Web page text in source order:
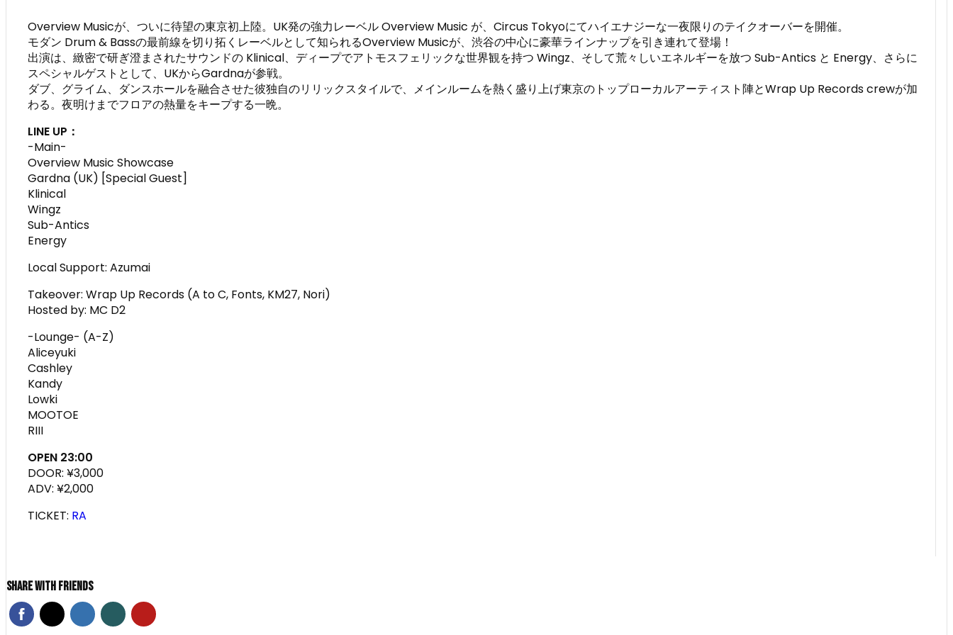
Overview Musicが、ついに待望の東京初上陸。UK発の強力レーベル Overview Music が、Circus Tokyoにてハイエナジーな一夜限りのテイクオーバーを開催。
モダン Drum & Bassの最前線を切り拓くレーベルとして知られるOverview Musicが、渋谷の中心に豪華ラインナップを引き連れて登場！
出演は、緻密で研ぎ澄まされたサウンドの Klinical、ディープでアトモスフェリックな世界観を持つ Wingz、そして荒々しいエネルギーを放つ Sub-Antics と Energy、さらに
スペシャルゲストとして、UKからGardnaが参戦。
ダブ、グライム、ダンスホールを融合させた彼独自のリリックスタイルで、メインルームを熱く盛り上げ東京のトップローカルアーティスト陣とWrap Up Records crewが加
わる。夜明けまでフロアの熱量をキープする一晩。
LINE UP：
-Main-
Overview Music Showcase
Gardna (UK) [Special Guest]
Klinical
Wingz
Sub-Antics
Energy
Local Support: Azumai
Takeover: Wrap Up Records (A to C, Fonts, KM27, Nori)
Hosted by: MC D2
-Lounge- (A-Z)
Aliceyuki
Cashley
Kandy
Lowki
MOOTOE
RIII
OPEN 23:00
DOOR: ¥3,000
ADV: ¥2,000
TICKET: RA
Share With Friends